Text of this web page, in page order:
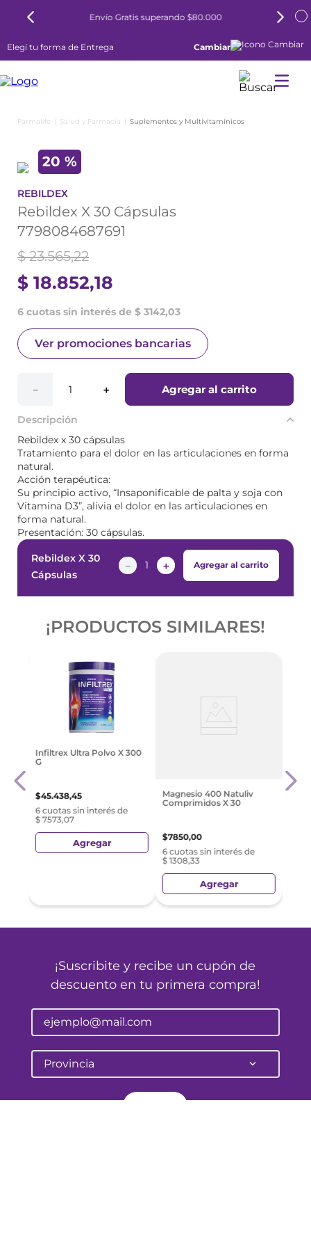
Envío Gratis superando $80.000
Elegí tu forma de Entrega Cambiar
Salud y Farmacia Suplementos y Multivitamínicos
20 %
REBILDEX
Rebildex X 30 Cápsulas
7798084687691
$ 18.852,18
$ 23.565,22
6 cuotas sin interés de $ 3142,03
Ver promociones bancarias
＋
－ Agregar al carrito
Descripción
Rebildex x 30 cápsulas
Tratamiento para el dolor en las articulaciones en forma
natural.
Acción terapéutica:
Su principio activo, “Insaponificable de palta y soja con
Vitamina D3”, alivia el dolor en las articulaciones en
forma natural.
Presentación: 30 cápsulas.
Rebildex X 30
Cápsulas
＋
－ Agregar al carrito
¡PRODUCTOS SIMILARES!
Infiltrex Ultra Polvo X 300
G
$45.438,45
6 cuotas sin interés de
$ 7573,07
Agregar
Magnesio 400 Natuliv
Comprimidos X 30
$7850,00
6 cuotas sin interés de
$ 1308,33
Agregar
$
¡Suscribite y recibe un cupón de
descuento en tu primera compra!
Provincia